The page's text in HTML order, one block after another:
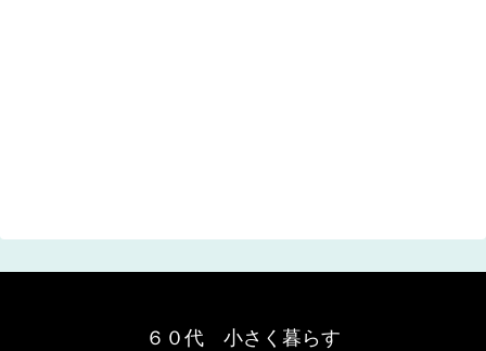
６０代 小さく暮らす